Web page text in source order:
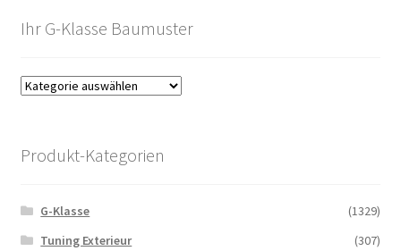
Ihr G-Klasse Baumuster
Produkt-Kategorien
G-Klasse
(1329)
Tuning Exterieur
(307)